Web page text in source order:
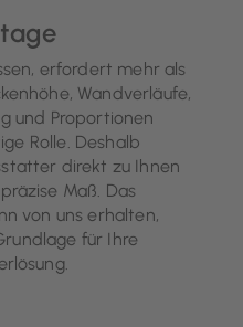
erfordert mehr als
Wandverläufe,
und Proportionen
Rolle. Deshalb
direkt zu Ihnen
Maß. Das
von uns erhalten,
für Ihre